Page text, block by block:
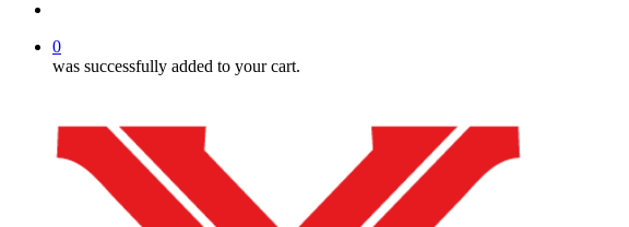
0
was successfully added to your cart.